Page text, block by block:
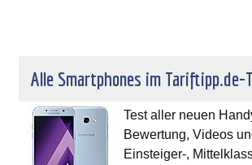
Alle Smartphones im Tariftipp.de-
Test aller neuen
Bewertung, Videos
Einsteiger-,